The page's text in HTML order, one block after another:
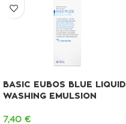
BASIC EUBOS BLUE LIQUID
WASHING EMULSION
7,40 €